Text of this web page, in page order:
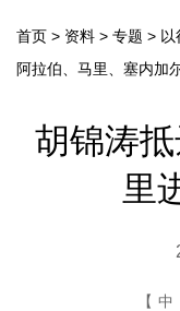
首页 > 资料 > 专题 > 以
阿拉伯、马里、塞内加
胡锦涛
里
【 中